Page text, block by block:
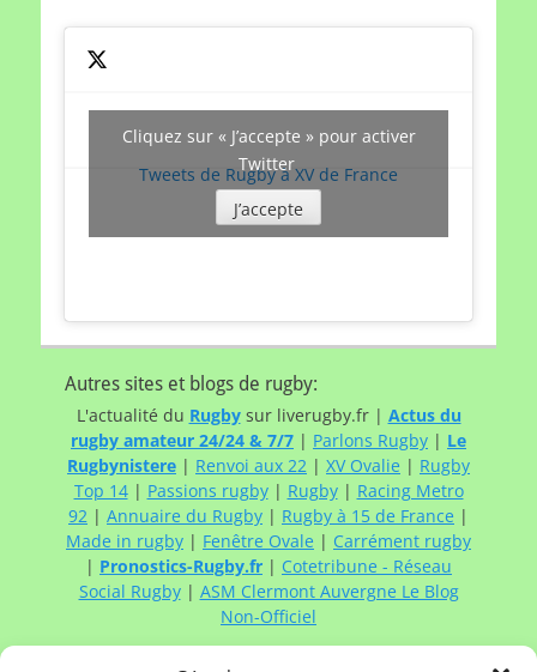
Tweets de Rugby à XV de France
Cliquez sur « J’accepte » pour activer
Twitter
J’accepte
Autres sites et blogs de rugby:
L'actualité du Rugbysur liverugby.fr | Actus du
rugby amateur 24/24 & 7/7 | Parlons Rugby | Le
Rugbynistere | Renvoi aux 22 | XV Ovalie | Rugby
Top 14| Passions rugby| Rugby| Racing Metro
92 | Annuaire du Rugby | Rugby à 15 de France |
Made in rugby | Fenêtre Ovale | Carrément rugby
| Pronostics-Rugby.fr | Cotetribune - Réseau
Social Rugby| ASM Clermont Auvergne Le Blog
Non-Officiel